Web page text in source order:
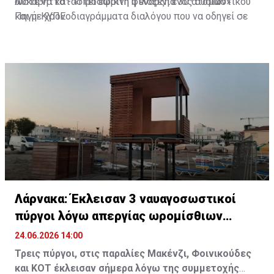
και με χρονοδιαγράμματα διαλόγου που να οδηγεί σε
πρέπει να θεωρείται δεδομένη", σημειώνεται.
Πηγή: ΚΥΠΕ
Λάρνακα: Έκλεισαν 3 ναυαγοσωστικοί
πύργοι λόγω απεργίας ωρομίσθιων
ναυαγοστών
24.06.2026 14:00
Τρεις πύργοι, στις παραλίες Μακένζι, Φοινικούδες
και ΚΟΤ έκλεισαν σήμερα λόγω της συμμετοχής